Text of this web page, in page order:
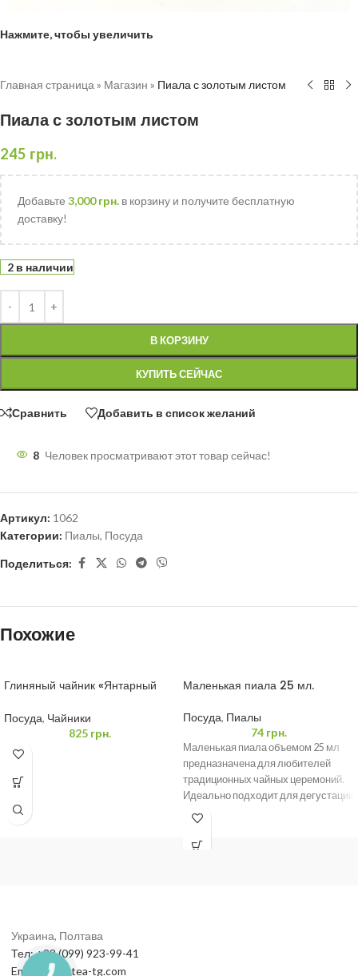
Нажмите, чтобы увеличить
Главная страница » Магазин » Пиала с золотым листом
Пиала с золотым листом
245 грн.
Добавьте 3,000грн. в корзину и получите бесплатную
доставку!
2 в наличии
В КОРЗИНУ
КУПИТЬ СЕЙЧАС
Сравнить Добавить в список желаний
8 Человек просматривают этот товар сейчас!
Артикул: 1062
Категории: Пиалы, Посуда
Поделиться:
Похожие
Глиняный чайник «Янтарный
Посуда, Чайники
825грн.
Маленькая пиала 25 мл.
Посуда, Пиалы
74грн.
Маленькая пиала объемом 25 мл
предназначена для любителей
традиционных чайных церемоний.
Идеально подходит для дегустации
элитного чая или проведения
Украина, Полтава
Тел: +38 (099) 923-99-41
Email: info@tea-tg.com